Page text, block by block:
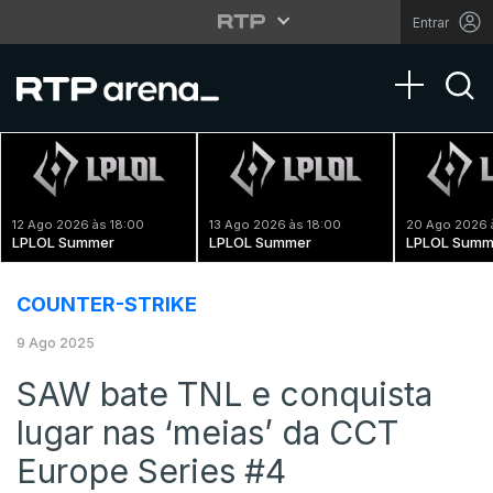
Entrar
Toggle
12 Ago 2026 às 18:00
LPLOL Summer
13 Ago 2026 às 18:00
LPLOL Summer
20 Ago 2026
LPLOL
COUNTER-STRIKE
9 Ago 2025
SAW bate TNL e conquista
lugar nas ‘meias’ da CCT
Europe Series #4